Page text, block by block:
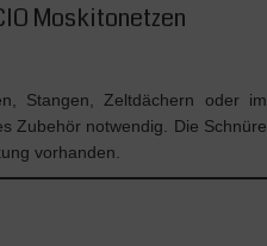
Moskitonetzen
Stangen, Zeltdächern oder im
Zubehör notwendig. Die Schnüre
vorhanden.